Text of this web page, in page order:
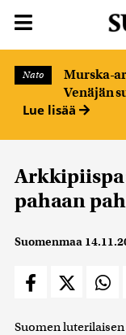
Nato
Murska-
Venäjän
Lue lisää
pahaan
Suomenmaa
Suomen